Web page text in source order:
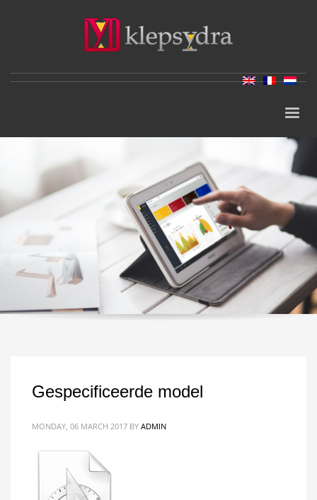
Gespecificeerde model
MONDAY, 06 MARCH 2017 BY ADMIN